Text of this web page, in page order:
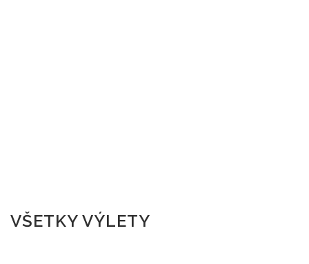
VŠETKY VÝLETY